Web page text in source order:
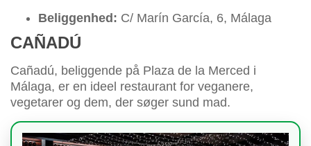
Beliggenhed: C/ Marín García, 6, Málaga
CAÑADÚ
Cañadú, beliggende på Plaza de la Merced i
Málaga, er en ideel restaurant for veganere,
vegetarer og dem, der søger sund mad.